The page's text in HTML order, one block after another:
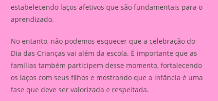
estabelecendo laços afetivos que são fundamentais para o
aprendizado.
No entanto, não podemos esquecer que a celebração do
Dia das Crianças vai além da escola. É importante que as
famílias também participem desse momento, fortalecendo
os laços com seus filhos e mostrando que a infância é uma
fase que deve ser valorizada e respeitada.